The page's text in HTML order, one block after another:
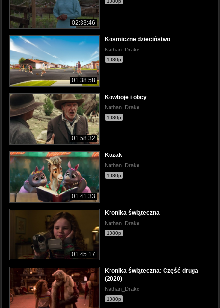
02:33:46
1080p
01:38:58
Kosmiczne dzieciństwo
Nathan_Drake
1080p
01:58:32
Kowboje i obcy
Nathan_Drake
1080p
01:41:33
Kozak
Nathan_Drake
1080p
01:45:17
Kronika świąteczna
Nathan_Drake
1080p
Kronika świąteczna: Część druga
(2020)
Nathan_Drake
1080p